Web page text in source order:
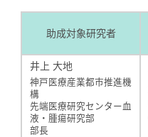
助成対象研究者
井上 大地
神戸医療産業都市推進機
構
先端医療研究センター血
液・腫瘍研究部
部長